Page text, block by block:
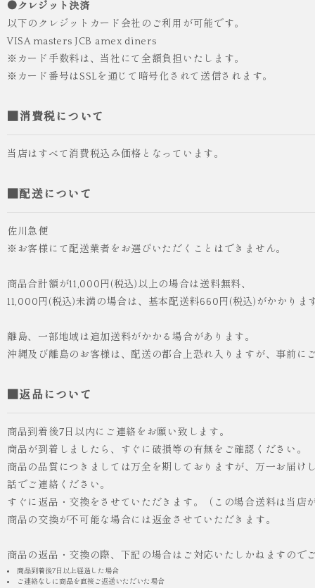
¥55,000 （税込）
●クレジット決済
以下のクレジットカード会社のご利用が可能です。
VISA masters JCB amex diners
※カード手数料は、当社にて全額負担いたします。
※カード番号はSSLを通じて暗号化されて送信されます。
■消費税について
当店はすべて消費税込み価格となっています。
■配送について
佐川急便
※お客様にて配送業者をお選びいただくことはできません。
商品合計額が11,000円(税込)以上の場合は送料無料、
11,000円(税込)未満の場合は、基本配送料660円(税込)がかかりま
離島、一部地域は追加送料がかかる場合があります。
沖縄及び離島のお客様は、配送の都合上恐れ入りますが、事前に
■返品について
商品到着後7日以内にご連絡をお願い致します。
商品が到着しましたら、すぐに破損等の有無をご確認ください。
商品の品質につきましては万全を期しておりますが、万一お届
話でご連絡ください。
すぐに返品・交換をさせていただきます。（この場合送料は当店
商品の交換が不可能な場合には返金させていただきます。
商品の返品・交換の際、下記の場合はご対応いたしかねますので
商品到着後7日以上経過した場合
ご連絡なしに商品を直接ご返送いただいた場合